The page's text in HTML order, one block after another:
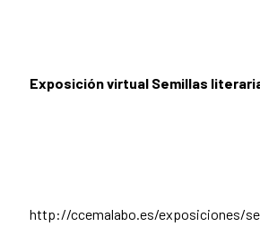
Exposición virtual Semillas
http://ccemalabo.es/exposiciones/